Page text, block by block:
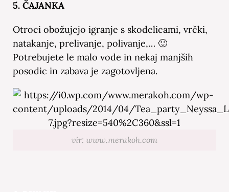
5. ČAJANKA
Otroci obožujejo igranje s skodelicami, vrčki,
natakanje, prelivanje, polivanje,… 🙂
Potrebujete le malo vode in nekaj manjših
posodic in zabava je zagotovljena.
vir: www.merakoh.com